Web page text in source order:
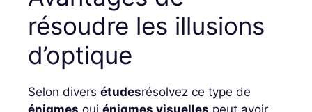
résoudre les illusions
d’optique
Selon divers étudesrésolvez ce type de